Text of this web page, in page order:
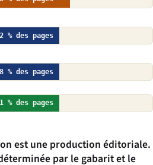
% des pages
% des pages
% des pages
est une production éditoriale.
par le gabarit et le